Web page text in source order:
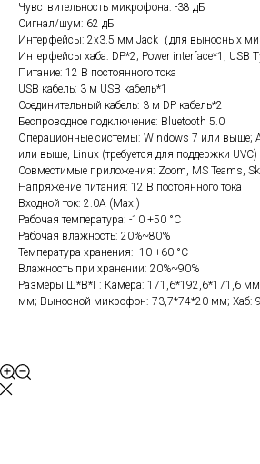
Чувствительность микрофона: -38 дБ
Сигнал/шум: 62 дБ
Интерфейсы: 2x3.5 мм Jack（для выносных
Интерфейсы хаба: DP*2; Power interface*1; USB
Питание: 12 В постоянного тока
USB кабель: 3 м USB кабель*1
Соединительный кабель: 3 м DP кабель*2
Беспроводное подключение: Bluetooth 5.0
Операционные системы: Windows 7 или выше;
или выше, Linux (требуется для поддержки UVC)
Совместимые приложения: Zoom, MS Teams,
Напряжение питания: 12 В постоянного тока
Входной ток: 2.0A (Max.)
Рабочая температура: -10 +50 °С
Рабочая влажность: 20%~80%
Температура хранения: -10 +60 °С
Влажность при хранении: 20%~90%
Размеры Ш*В*Г: Камера: 171,6*192,6*171,6
мм; Выносной микрофон: 73,7*74*20 мм; Хаб: